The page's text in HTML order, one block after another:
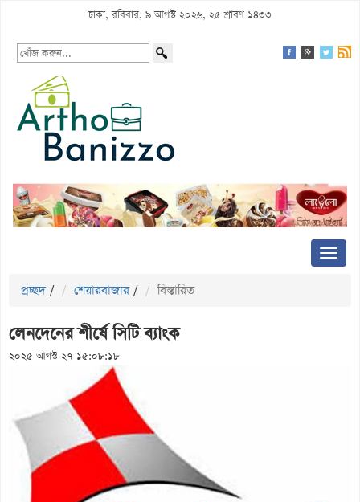
ঢাকা, রবিবার, ৯ আগস্ট ২০২৬, ২৫ শ্রাবণ ১৪৩৩
প্রচ্ছদ / শেয়ারবাজার / বিস্তারিত
লেনদেনের শীর্ষে সিটি ব্যাংক
২০২৫ আগস্ট ২৭ ১৫:০৮:১৮